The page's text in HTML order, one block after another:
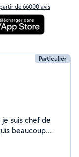
de 66000 avis
Particulier
suis chef de
beaucoup
ce que je